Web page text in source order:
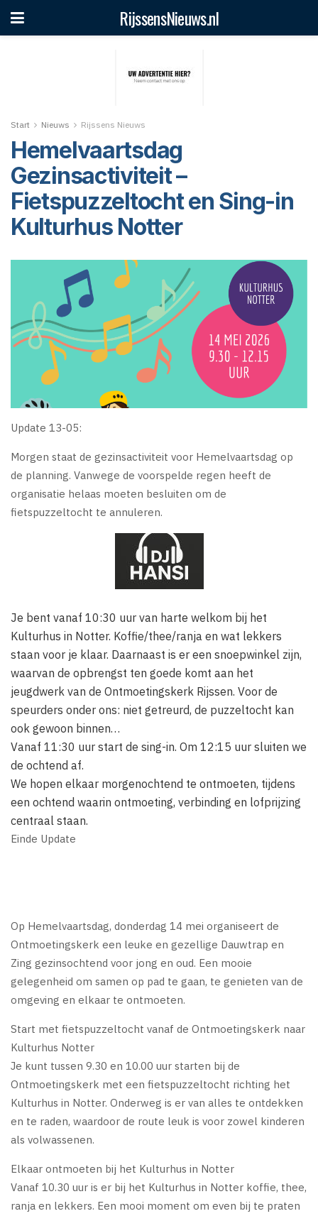
RijssensNieuws.nl
Start Nieuws Rijssens Nieuws
Hemelvaartsdag
Gezinsactiviteit –
Fietspuzzeltocht en Sing-in
Kulturhus Notter
Update 13-05:
Morgen staat de gezinsactiviteit voor Hemelvaartsdag op
de planning. Vanwege de voorspelde regen heeft de
organisatie helaas moeten besluiten om de
fietspuzzeltocht te annuleren.
Je bent vanaf 10:30 uur van harte welkom bij het
Kulturhus in Notter. Koffie/thee/ranja en wat lekkers
staan voor je klaar. Daarnaast is er een snoepwinkel zijn,
waarvan de opbrengst ten goede komt aan het
jeugdwerk van de Ontmoetingskerk Rijssen. Voor de
speurders onder ons: niet getreurd, de puzzeltocht kan
ook gewoon binnen…
Vanaf 11:30 uur start de sing-in. Om 12:15 uur sluiten we
de ochtend af.
We hopen elkaar morgenochtend te ontmoeten, tijdens
een ochtend waarin ontmoeting, verbinding en lofprijzing
centraal staan.
Einde Update
Op Hemelvaartsdag, donderdag 14 mei organiseert de
Ontmoetingskerk een leuke en gezellige Dauwtrap en
Zing gezinsochtend voor jong en oud. Een mooie
gelegenheid om samen op pad te gaan, te genieten van de
omgeving en elkaar te ontmoeten.
Start met fietspuzzeltocht vanaf de Ontmoetingskerk naar
Kulturhus Notter
Je kunt tussen 9.30 en 10.00 uur starten bij de
Ontmoetingskerk met een fietspuzzeltocht richting het
Kulturhus in Notter. Onderweg is er van alles te ontdekken
en te raden, waardoor de route leuk is voor zowel kinderen
als volwassenen.
Elkaar ontmoeten bij het Kulturhus in Notter
Vanaf 10.30 uur is er bij het Kulturhus in Notter koffie, thee,
ranja en lekkers. Een mooi moment om even bij te praten